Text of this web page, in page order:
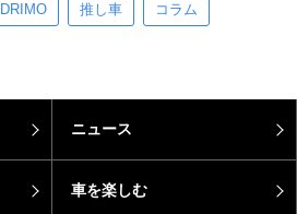
DRIMO 推し車 コラム
ニュース
車を楽しむ